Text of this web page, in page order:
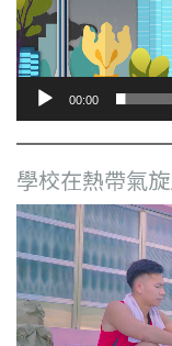
00:00
學校在熱帶氣
視
訊
播
放
器